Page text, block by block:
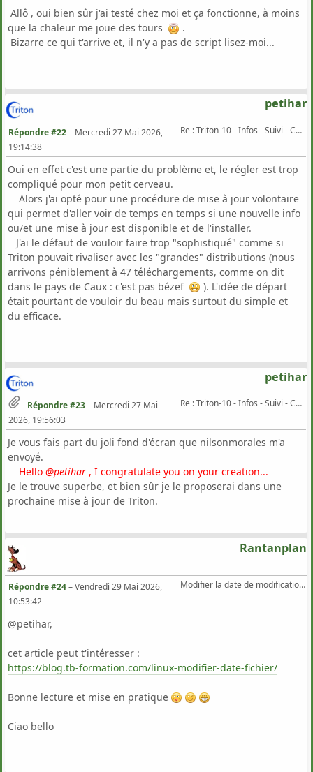
Allô , oui bien sûr j'ai testé chez moi et ça fonctionne, à moins
que la chaleur me joue des tours
.
Bizarre ce qui t'arrive et, il n'y a pas de script lisez-moi...
petihar
Re : Triton-10 - Infos - Suivi - Corrections...
Répondre #22– Mercredi 27 Mai 2026,
19:14:38
Oui en effet c'est une partie du problème et, le régler est trop
compliqué pour mon petit cerveau.
Alors j'ai opté pour une procédure de mise à jour volontaire
qui permet d'aller voir de temps en temps si une nouvelle info
ou/et une mise à jour est disponible et de l'installer.
J'ai le défaut de vouloir faire trop "sophistiqué" comme si
Triton pouvait rivaliser avec les "grandes" distributions (nous
arrivons péniblement à 47 téléchargements, comme on dit
dans le pays de Caux : c'est pas bézef
). L'idée de départ
était pourtant de vouloir du beau mais surtout du simple et
du efficace.
petihar
Re : Triton-10 - Infos - Suivi - Corrections...
Répondre #23– Mercredi 27 Mai
2026, 19:56:03
Je vous fais part du joli fond d'écran que nilsonmorales m'a
envoyé.
Hello @petihar , I congratulate you on your creation...
Je le trouve superbe, et bien sûr je le proposerai dans une
prochaine mise à jour de Triton.
Rantanplan
Modifier la date de modification d'un fichier
Répondre #24–Vendredi 29 Mai 2026,
10:53:42
@petihar,
cet article peut t'intéresser :
https://blog.tb-formation.com/linux-modifier-date-fichier/
Bonne lecture et mise en pratique
Ciao bello